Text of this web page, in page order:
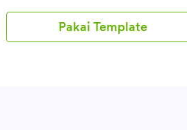
Pakai Template